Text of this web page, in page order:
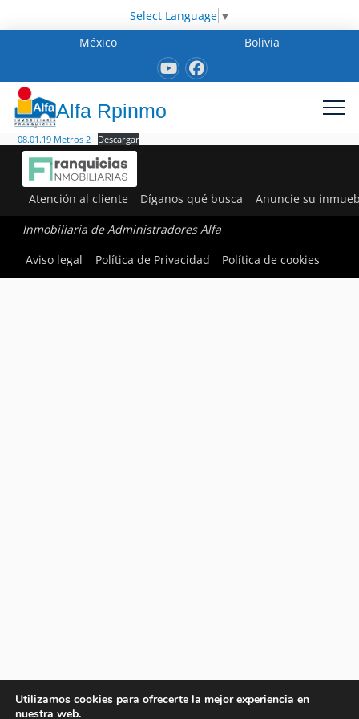
Select Language ▼
México
Bolivia
Alfa Rpinmo
08.01.19 Metros 2 Descargar
Atención al cliente Díganos qué busca Anuncie su
Inmobiliaria de Administradores Alfa
Aviso legal
Política de Privacidad Política de cookies
Utilizamos cookies para ofrecerte la mejor experiencia en
nuestra web.